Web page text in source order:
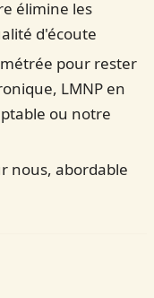
élimine les
d'écoute
pour rester
LMNP en
ou notre
nous, abordable